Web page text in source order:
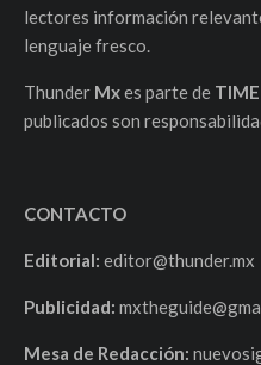
lectores información
lenguaje fresco.
Thunder Mxes parte de TIME
publicados son
CONTACTO
Editorial: editor@thunder.mx
Publicidad:
Mesa de Redacción: